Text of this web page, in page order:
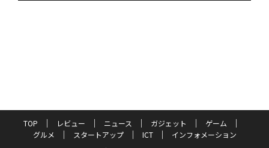
TOP レビュー ニュース ガジェット
ゲーム
グルメ
スタートアップ ICT
インフォメーション